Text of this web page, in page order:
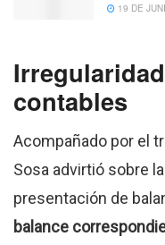
19 DE
contables
Acompañado por el
Sosa advirtió sobre
presentación de
balance